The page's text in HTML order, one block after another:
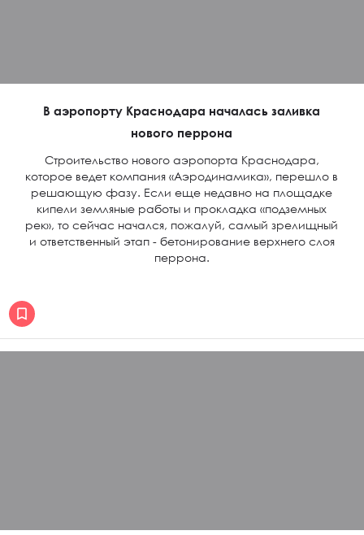
В аэропорту Краснодара началась заливка
нового перрона
Строительство нового аэропорта Краснодара,
которое ведет компания «Аэродинамика», перешло в
решающую фазу. Если еще недавно на площадке
кипели земляные работы и прокладка «подземных
рек», то сейчас начался, пожалуй, самый зрелищный
и ответственный этап - бетонирование верхнего слоя
перрона.